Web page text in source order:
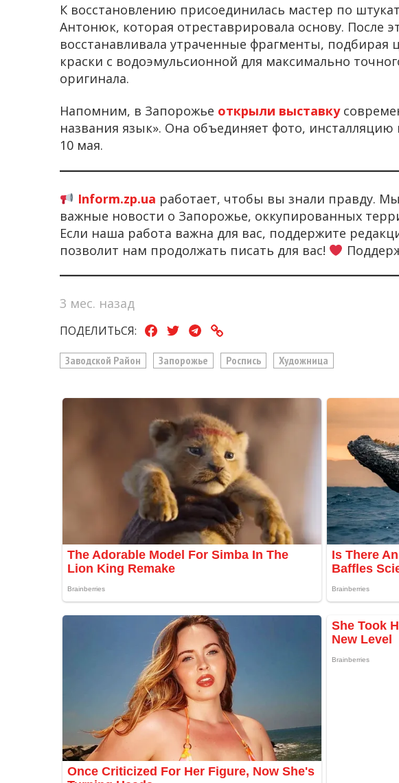
К восстановлению присоединилась мастер по
Антонюк, которая отреставрировала основу. После
восстанавливала утраченные фрагменты, подбирая
краски с водоэмульсионной для максимально
оригинала.
Напомним, в Запорожье открыли выставку
названия язык». Она объединяет фото,
10 мая.
Inform.zp.ua работает, чтобы вы знали правду.
важные новости о Запорожье, оккупированных
Если наша работа важна для вас, поддержите
позволит нам продолжать писать для вас!
3 мес. назад
ПОДЕЛИТЬСЯ:
Заводской Район Запорожье Роспись Художница